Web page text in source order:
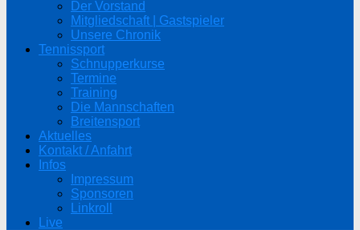
Der Vorstand
Mitgliedschaft | Gastspieler
Unsere Chronik
Tennissport
Schnupperkurse
Termine
Training
Die Mannschaften
Breitensport
Aktuelles
Kontakt / Anfahrt
Infos
Impressum
Sponsoren
Linkroll
Live